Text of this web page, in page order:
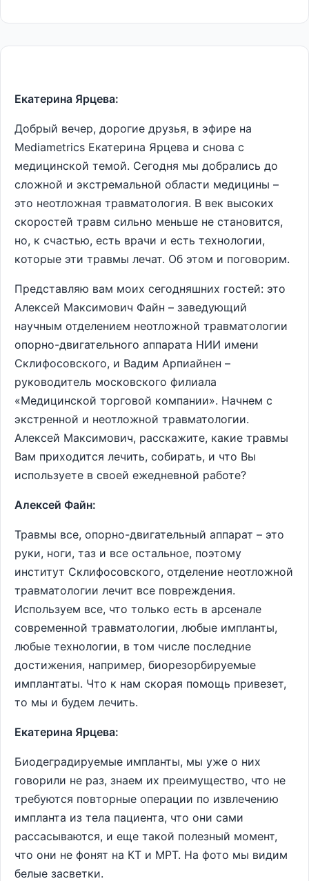
Екатерина Ярцева:
Добрый вечер, дорогие друзья, в эфире на
Мediametrics Екатерина Ярцева и снова с
медицинской темой. Сегодня мы добрались до
сложной и экстремальной области медицины –
это неотложная травматология. В век высоких
скоростей травм сильно меньше не становится,
но, к счастью, есть врачи и есть технологии,
которые эти травмы лечат. Об этом и поговорим.
Представляю вам моих сегодняшних гостей: это
Алексей Максимович Файн – заведующий
научным отделением неотложной травматологии
опорно-двигательного аппарата НИИ имени
Склифосовского, и Вадим Арпиайнен –
руководитель московского филиала
«Медицинской торговой компании». Начнем с
экстренной и неотложной травматологии.
Алексей Максимович, расскажите, какие травмы
Вам приходится лечить, собирать, и что Вы
используете в своей ежедневной работе?
Алексей Файн:
Травмы все, опорно-двигательный аппарат – это
руки, ноги, таз и все остальное, поэтому
институт Склифосовского, отделение неотложной
травматологии лечит все повреждения.
Используем все, что только есть в арсенале
современной травматологии, любые импланты,
любые технологии, в том числе последние
достижения, например, биорезорбируемые
имплантаты. Что к нам скорая помощь привезет,
то мы и будем лечить.
Екатерина Ярцева:
Биодеградируемые импланты, мы уже о них
говорили не раз, знаем их преимущество, что не
требуются повторные операции по извлечению
импланта из тела пациента, что они сами
рассасываются, и еще такой полезный момент,
что они не фонят на КТ и МРТ. На фото мы видим
белые засветки.